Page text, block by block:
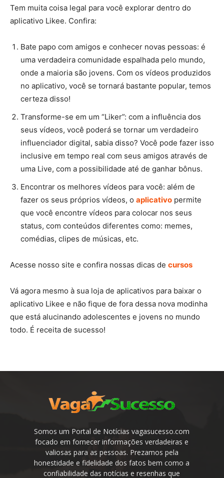
Tem muita coisa legal para você explorar dentro do
aplicativo Likee. Confira:
Bate papo com amigos e conhecer novas pessoas: é
uma verdadeira comunidade espalhada pelo mundo,
onde a maioria são jovens. Com os vídeos produzidos
no aplicativo, você se tornará bastante popular, temos
certeza disso!
Transforme-se em um “Liker”: com a influência dos
seus vídeos, você poderá se tornar um verdadeiro
influenciador digital, sabia disso? Você pode fazer isso
inclusive em tempo real com seus amigos através de
uma Live, com a possibilidade até de ganhar bônus.
Encontrar os melhores vídeos para você: além de
fazer os seus próprios vídeos, o aplicativo permite
que você encontre vídeos para colocar nos seus
status, com conteúdos diferentes como: memes,
comédias, clipes de músicas, etc.
Acesse nosso site e confira nossas dicas de cursos
Vá agora mesmo à sua loja de aplicativos para baixar o
aplicativo Likee e não fique de fora dessa nova modinha
que está alucinando adolescentes e jovens no mundo
todo. É receita de sucesso!
Somos um Portal de Notícias vagasucesso.com
focado em fornecer informações verdadeiras e
valiosas para as pessoas. Prezamos pela
honestidade e fidelidade dos fatos bem como a
confiabilidade das notícias e resenhas que